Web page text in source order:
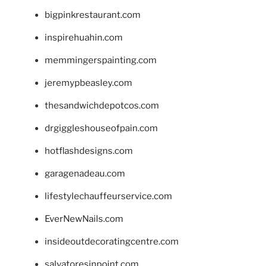
bigpinkrestaurant.com
inspirehuahin.com
memmingerspainting.com
jeremypbeasley.com
thesandwichdepotcos.com
drgiggleshouseofpain.com
hotflashdesigns.com
garagenadeau.com
lifestylechauffeurservice.com
EverNewNails.com
insideoutdecoratingcentre.com